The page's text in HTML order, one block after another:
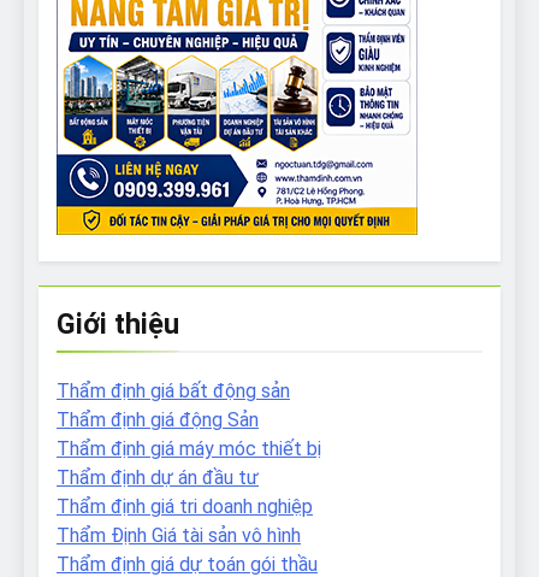
Giới thiệu
Thẩm định giá bất động sản
Thẩm định giá động Sản
Thẩm định giá máy móc thiết bị
Thẩm định dự án đầu tư
Thẩm định giá tri doanh nghiệp
Thẩm Định Giá tài sản vô hình
Thẩm định giá dự toán gói thầu